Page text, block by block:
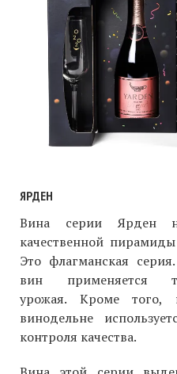
ЯРДЕН
Вина серии Ярден
качественной
Это флагманская
вин применяется
урожая. Кроме того,
винодельне
контроля качества.